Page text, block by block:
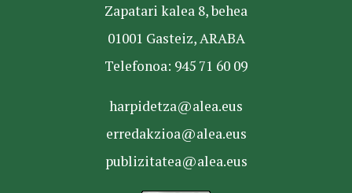
Zapatari kalea 8, behea
01001 Gasteiz, ARABA
Telefonoa: 945 71 60 09
harpidetza@alea.eus
erredakzioa@alea.eus
publizitatea@alea.eus